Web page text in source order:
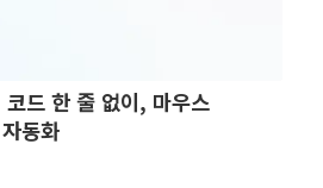
드 한 줄 없이, 마우스
동화